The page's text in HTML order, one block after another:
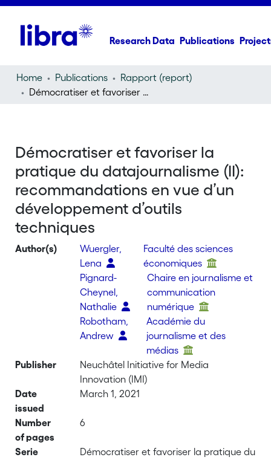
Research Data Publications
Home Publications
Rapport (report)
Démocratiser et favoriser la pratique du datajournalisme (II): recommandations en vue d’un développement d’outils techniques
Démocratiser et favoriser la
pratique du datajournalisme (II):
recommandations en vue d’un
développement d’outils
techniques
Author(s)
Wuergler,
Lena
Faculté des sciences
économiques
Pignard-
Cheynel,
Nathalie
Chaire en journalisme et
communication
numérique
Robotham,
Andrew
Académie du
journalisme et des
médias
Publisher
Neuchâtel Initiative for Media
Innovation (IMI)
Date
issued
March 1, 2021
Number
of pages
6
Serie
Démocratiser et favoriser la pratique du